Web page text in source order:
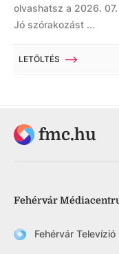
olvashatsz a 2026.
Jó szórakozást ...
LETÖLTÉS
fmc.hu
Fehérvár
Fehérvár Televízió